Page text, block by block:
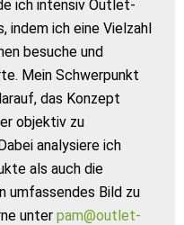
ich intensiv Outlet-
indem ich eine Vielzahl
besuche und
Mein Schwerpunkt
das Konzept
objektiv zu
analysiere ich
als auch die
umfassendes Bild zu
unter pam@outlet-